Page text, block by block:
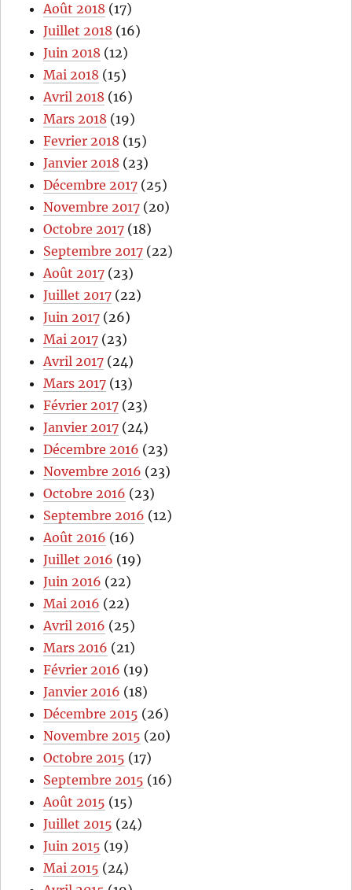
Août 2018 (17)
Juillet 2018 (16)
Juin 2018 (12)
Mai 2018 (15)
Avril 2018 (16)
Mars 2018 (19)
Fevrier 2018 (15)
Janvier 2018 (23)
Décembre 2017 (25)
Novembre 2017 (20)
Octobre 2017 (18)
Septembre 2017 (22)
Août 2017 (23)
Juillet 2017 (22)
Juin 2017 (26)
Mai 2017 (23)
Avril 2017 (24)
Mars 2017 (13)
Février 2017 (23)
Janvier 2017 (24)
Décembre 2016 (23)
Novembre 2016 (23)
Octobre 2016 (23)
Septembre 2016 (12)
Août 2016 (16)
Juillet 2016 (19)
Juin 2016 (22)
Mai 2016 (22)
Avril 2016 (25)
Mars 2016 (21)
Février 2016 (19)
Janvier 2016 (18)
Décembre 2015 (26)
Novembre 2015 (20)
Octobre 2015 (17)
Septembre 2015 (16)
Août 2015 (15)
Juillet 2015 (24)
Juin 2015 (19)
Mai 2015 (24)